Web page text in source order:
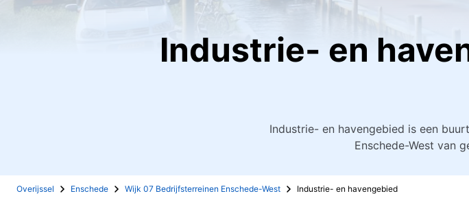
Industrie- en
Industrie- en havengebied is een
Enschede-West van
Overijssel Enschede Wijk 07 Bedrijfsterreinen Enschede-West Industrie- en havengebied